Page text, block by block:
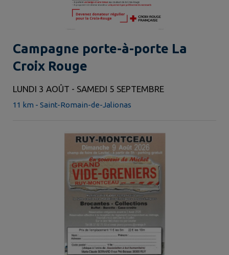
Campagne porte-à-porte La
Croix Rouge
LUNDI 3 AOÛT - SAMEDI 5 SEPTEMBRE
11 km - Saint-Romain-de-Jalionas